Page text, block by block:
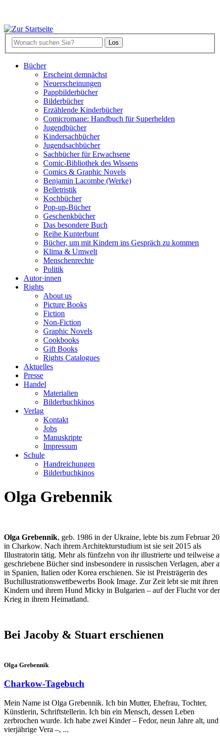
Bücher
Erscheint demnächst
Neuerscheinungen
Pappbilderbücher
Bilderbücher
Erzählende Kinderbücher
Comicromane: Handbuch für Superhelden
Jugendbücher
Kindersachbücher
Jugendsachbücher
Sachbücher für Erwachsene
Comic-Bibliothek des Wissens
Comics & Graphic Novels
Benjamin Lacombe (Werke)
Belletristik
Kochbücher
Pop-up-Bücher
Geschenkbücher
Das besondere Buch
Reihe Kunterbunt
Bücher, um mit Kindern ins Gespräch zu kommen
Klima & Umwelt
Menschenrechte
Politik
Autor·innen
Rights
About us
Picture Books
Fiction
Non-Fiction
Graphic Novels
Cookbooks
Gift Books
Rights Catalogues
Aktuelles
Presse
Handel
Materialien
Bilderbuchkinos
Verlag
Kontakt
Jobs
Manuskripte
Impressum
Schule
Handreichungen
Bilderbuchkinos
Olga Grebennik
Olga Grebennik, geb. 1986 in der Ukraine, lebte bis zum Februar
in Charkow. Nach ihrem Architekturstudium ist sie seit 2015 als
Illustratorin tätig. Mehr als fünfzehn von ihr illustrierte und teilweise
geschriebene Bücher sind insbesondere in russischen Verlagen, aber
in Spanien, Italien oder Korea erschienen. Sie ist Preisträgerin des
Buchillustrationswettbewerbs Book Image. Zur Zeit lebt sie mit ihren
Kindern und ihrem Hund Micky in Bulgarien – auf der Flucht vor
Krieg in ihrem Heimatland.
Bei Jacoby & Stuart erschienen
Olga Grebennik
Charkow-Tagebuch
Mein Name ist Olga Grebennik. Ich bin Mutter, Ehefrau, Tochter,
Künstlerin, Schriftstellerin. Ich bin ein Mensch, dessen Leben
zerbrochen wurde. Ich habe zwei Kinder – Fedor, neun Jahre alt,
vierjährige Vera –, ...